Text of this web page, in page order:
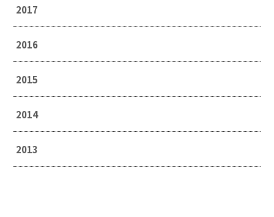
2017
2016
2015
2014
2013